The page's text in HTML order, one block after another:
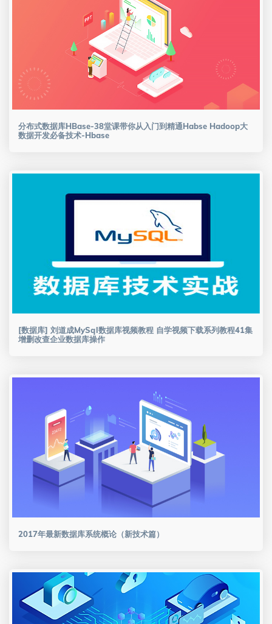
分布式数据库HBase-38堂课带你从入门到精通Habse Hadoop大
数据开发必备技术-Hbase
[数据库] 刘道成MySql数据库视频教程 自学视频下载系列教程41集
增删改查企业数据库操作
2017年最新数据库系统概论（新技术篇）